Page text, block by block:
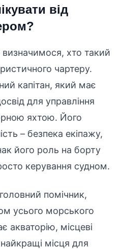
від
хто такий
чартеру.
капітан, який має
для управління
яхтою. Його
– безпека екіпажу,
його роль на борту
керування судном.
помічник,
усього морського
акваторію, місцеві
місця для